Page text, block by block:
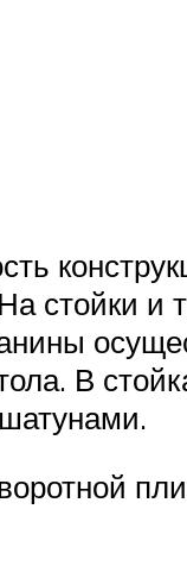
стойки и
В